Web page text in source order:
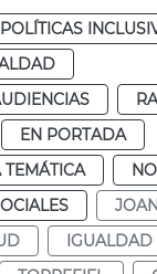
EN PORTADA
IGUALDAD